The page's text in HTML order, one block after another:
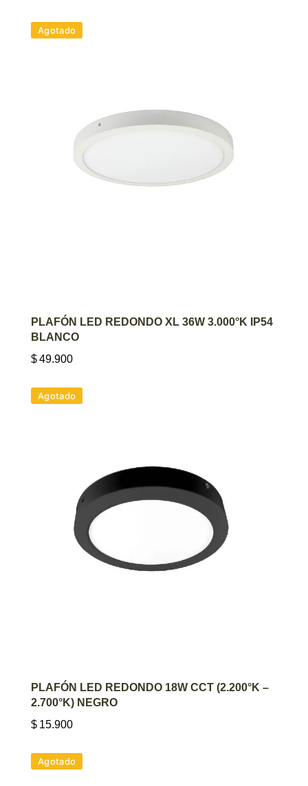
Agotado
AGREGAR AL CARRITO
PLAFÓN LED REDONDO XL 36W 3.000°K IP54
BLANCO
$49.900
Agotado
AGREGAR AL CARRITO
PLAFÓN LED REDONDO 18W CCT (2.200°K –
2.700°K) NEGRO
$ 15.900
Agotado